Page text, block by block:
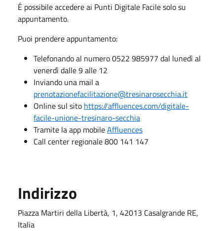
É possibile accedere ai Punti Digitale Facile solo su
appuntamento.
Puoi prendere appuntamento:
Telefonando al numero 0522 985977 dal lunedì al
venerdì dalle 9 alle 12
Inviando una mail a
prenotazionefacilitazione@tresinarosecchia.it
Online sul sito https://affluences.com/digitale-
facile-unione-tresinaro-secchia
Tramite la app mobileAffluences
Call center regionale 800 141 147
Indirizzo
Piazza Martiri della Libertà, 1, 42013 Casalgrande RE,
Italia